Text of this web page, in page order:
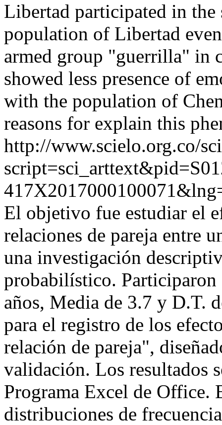
Libertad participated in the
population of Libertad
armed group "guerrilla" in
showed less presence of
with the population of
reasons for explain this
http://www.scielo.org.co/
El objetivo fue estudiar el
relaciones de pareja entre
una investigación
probabilístico.
años, Media de 3.7 y D.T.
para el registro de los
relación de pareja",
validación. Los resultados
Programa Excel de Office.
distribuciones de